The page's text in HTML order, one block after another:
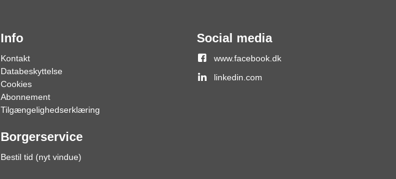
Info
Kontakt
Databeskyttelse
Cookies
Abonnement
Tilgængelighedserklæring
Social media
www.facebook.dk
linkedin.com
Borgerservice
Bestil tid (nyt vindue)